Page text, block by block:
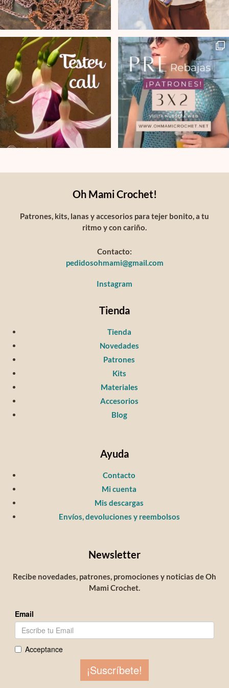
Oh Mami Crochet!
Patrones, kits, lanas y accesorios para tejer bonito, a tu
ritmo y con cariño.
Contacto:
pedidosohmami@gmail.com
Instagram
Tienda
Tienda
Novedades
Patrones
Kits
Materiales
Accesorios
Blog
Ayuda
Contacto
Mi cuenta
Mis descargas
Envíos, devoluciones y reembolsos
Newsletter
Recibe novedades, patrones, promociones y noticias de Oh
Mami Crochet.